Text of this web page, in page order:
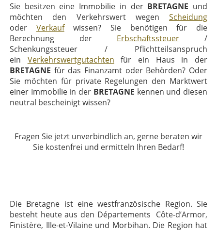
Sie besitzen eine Immobilie in der BRETAGNE und
möchten den Verkehrswert wegen Scheidung
oder Verkaufwissen? Sie benötigen für die
Berechnung der Erbschaftssteuer /
Schenkungssteuer / Pflichtteilsanspruch
ein Verkehrswertgutachten für ein Haus in der
BRETAGNE für das Finanzamt oder Behörden? Oder
Sie möchten für private Regelungen den Marktwert
einer Immobilie in der BRETAGNE kennen und diesen
neutral bescheinigt wissen?
Fragen Sie jetzt unverbindlich an, gerne beraten wir
Sie kostenfrei und ermitteln Ihren Bedarf!
Die Bretagne ist eine westfranzösische Region. Sie
besteht heute aus den Départements Côte-d’Armor,
Finistère, Ille-et-Vilaine und Morbihan. Die Region hat